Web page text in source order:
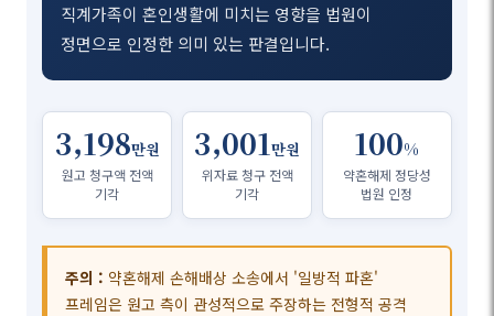
직계가족이 혼인생활에 미치는 영향을 법원이
정면으로 인정한 의미 있는 판결입니다.
3,198만원
원고 청구액 전액
기각
3,001만원
위자료 청구 전액
기각
100%
약혼해제 정당성
법원 인정
주의 : 약혼해제 손해배상 소송에서 '일방적 파혼'
프레임은 원고 측이 관성적으로 주장하는 전형적 공격